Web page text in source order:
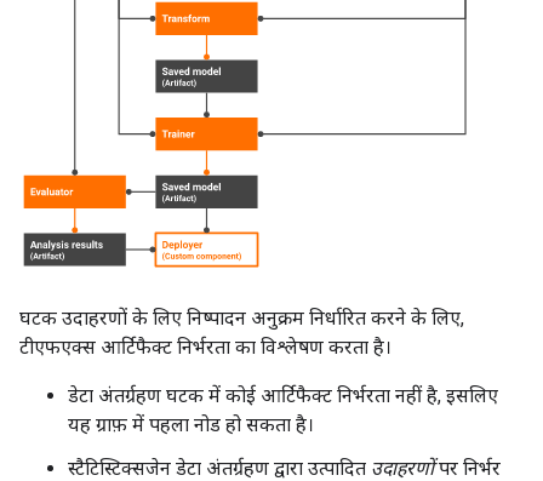
घटक उदाहरणों के लिए निष्पादन अनुक्रम निर्धारित करने के लिए,
टीएफएक्स आर्टिफैक्ट निर्भरता का विश्लेषण करता है।
डेटा अंतर्ग्रहण घटक में कोई आर्टिफैक्ट निर्भरता नहीं है, इसलिए
यह ग्राफ़ में पहला नोड हो सकता है।
स्टैटिस्टिक्सजेन डेटा अंतर्ग्रहण द्वारा उत्पादित उदाहरणोंपर निर्भर